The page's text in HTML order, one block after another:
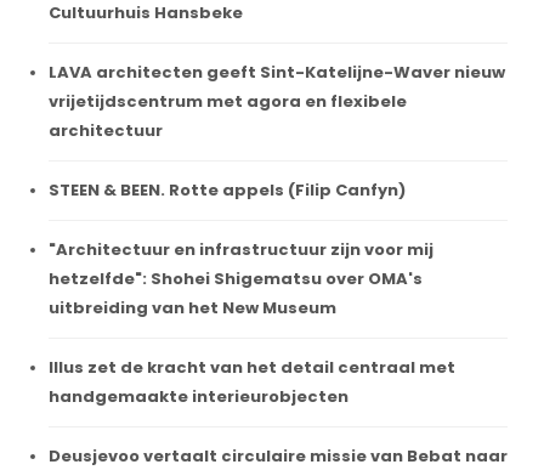
Cultuurhuis Hansbeke
LAVA architecten geeft Sint-Katelijne-Waver nieuw
vrijetijdscentrum met agora en flexibele
architectuur
STEEN & BEEN. Rotte appels (Filip Canfyn)
"Architectuur en infrastructuur zijn voor mij
hetzelfde": Shohei Shigematsu over OMA's
uitbreiding van het New Museum
Illus zet de kracht van het detail centraal met
handgemaakte interieurobjecten
Deusjevoo vertaalt circulaire missie van Bebat naar